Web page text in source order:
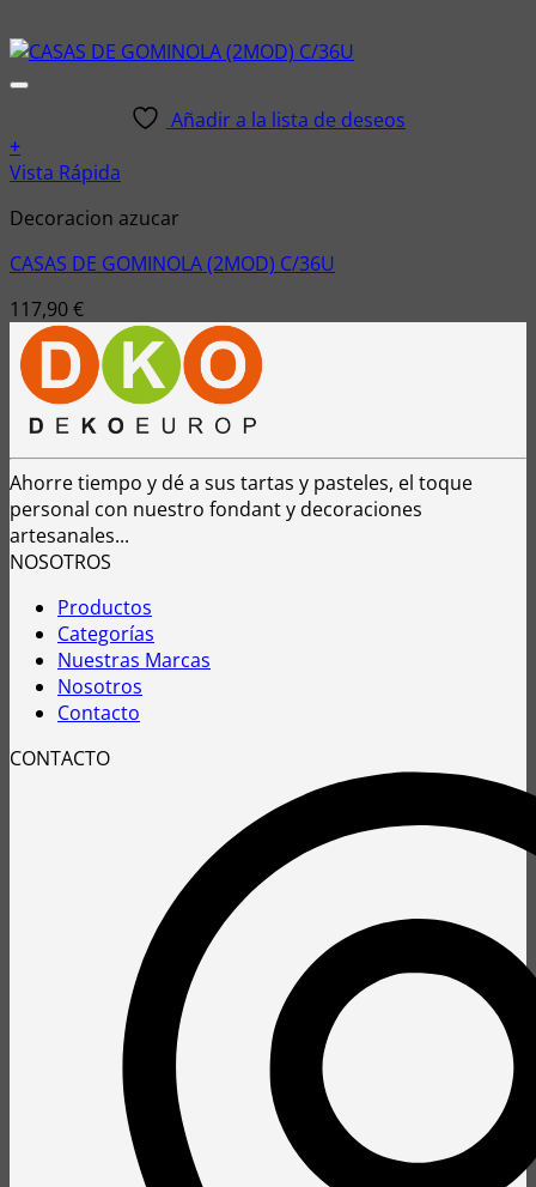
Añadir a la lista de deseos
+
Vista Rápida
Decoracion azucar
CASAS DE GOMINOLA (2MOD) C/36U
117,90€
Ahorre tiempo y dé a sus tartas y pasteles, el toque
personal con nuestro fondant y decoraciones
artesanales...
NOSOTROS
Productos
Categorías
Nuestras Marcas
Nosotros
Contacto
CONTACTO